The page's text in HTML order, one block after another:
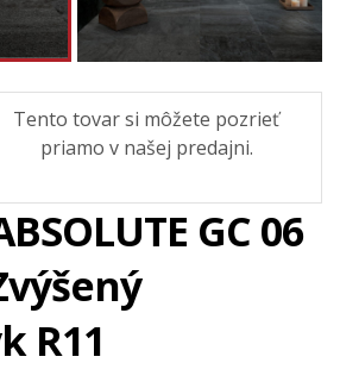
Tento tovar si môžete pozrieť
priamo v našej predajni.
GC 06
R11